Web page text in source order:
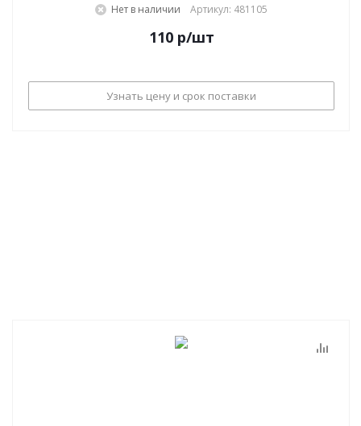
Нет в наличии Артикул: 481105
110р/шт
Узнать цену и срок поставки